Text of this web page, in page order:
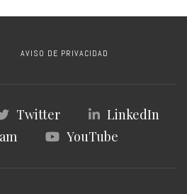
AVISO DE PRIVACIDAD
Twitter
LinkedIn
YouTube